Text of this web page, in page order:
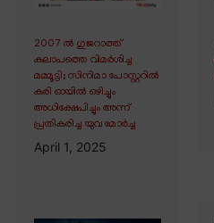
2007 ൽ ഗുജറാത്ത്
കലാപത്തെ വിമർശിച്ച
മമ്മൂട്ടി; സിനിമാ പോസ്റ്ററിൽ
കരി ഓയിൽ ഒഴിച്ചും
അധിക്ഷേപിച്ചും അന്ന്
പ്രതികരിച്ച യുവ മോർച്ച
April 1, 2025